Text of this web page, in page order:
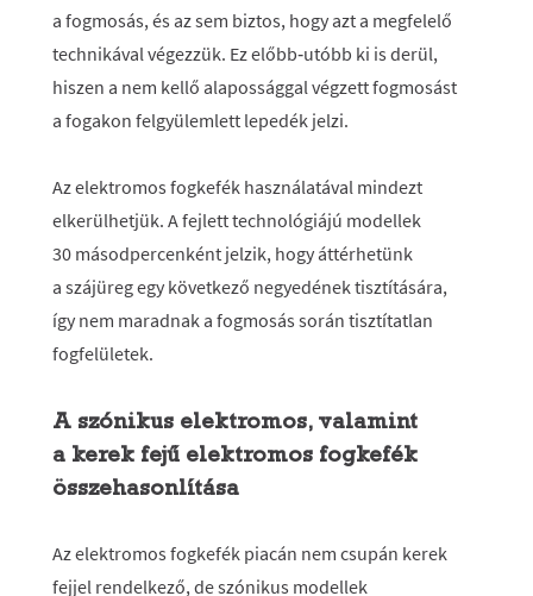
a fogmosás, és az sem biztos, hogy azt a megfelelő
technikával végezzük. Ez előbb‑utóbb ki is derül,
hiszen a nem kellő alapossággal végzett fogmosást
a fogakon felgyülemlett lepedék jelzi.
Az elektromos fogkefék használatával mindezt
elkerülhetjük. A fejlett technológiájú modellek
30 másodpercenként jelzik, hogy áttérhetünk
a szájüreg egy következő negyedének tisztítására,
így nem maradnak a fogmosás során tisztítatlan
fogfelületek.
A szónikus elektromos, valamint
a kerek fejű elektromos fogkefék
összehasonlítása
Az elektromos fogkefék piacán nem csupán kerek
fejjel rendelkező, de szónikus modellek